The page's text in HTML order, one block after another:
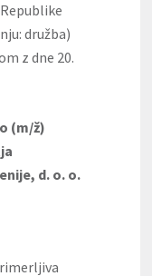
družba)
z dne 20.
(m/ž)
d. o. o.